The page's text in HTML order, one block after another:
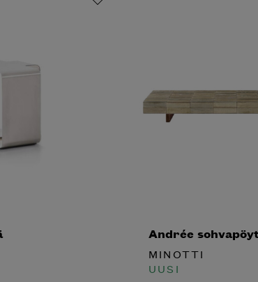
Andrée sohvapöytä
UUSI
Digitaalisen katalogin
Paperisen katalogin